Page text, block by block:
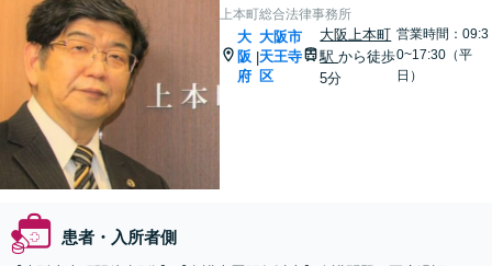
上本町総合法律事務所
大
阪
府
|
大阪市
天王寺
区
大阪上本町
駅から徒歩
5分
営業時間：09:3
0~17:30（平
日）
患者・入所者側